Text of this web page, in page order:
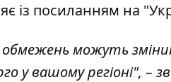
із посиланням на
обмежень можуть
у вашому регіоні", –